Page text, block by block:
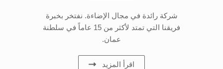
شركة رائدة في مجال الإضاءة. نفتخر بخبرة
فريقنا التي تمتد لأكثر من 15 عاماً في سلطنة
عمان.
اقرأ المزيد